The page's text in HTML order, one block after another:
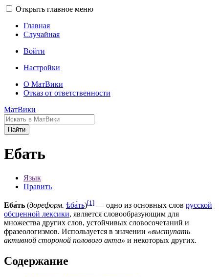
Открыть главное меню
Главная
Случайная
Войти
Настройки
О МатВики
Отказ от ответственности
МатВики
Найти
Ебать
Язык
Править
Еба́ть (дореформ. ѣба́ть)[1] — одно из основных слов русской
обсценной лексики, является словообразующим для
множества других слов, устойчивых словосочетаний и
фразеологизмов. Используется в значении «выступать
активной стороной полового акта» и некоторых других.
Содержание